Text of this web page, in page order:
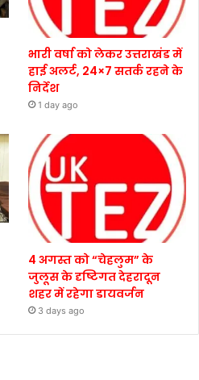
भारी वर्षा को लेकर उत्तराखंड में
हाई अलर्ट, 24×7 सतर्क रहने के
निर्देश
1 day ago
4 अगस्त को “चेहलुम” के
जुलूस के दृष्टिगत देहरादून
शहर में रहेगा डायवर्जन
3 days ago